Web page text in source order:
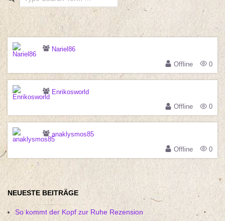
Nariel86
Offline
0
Enrikosworld
Offline
0
anaklysmos85
Offline
0
NEUESTE BEITRÄGE
So kommt der Kopf zur Ruhe Rezension